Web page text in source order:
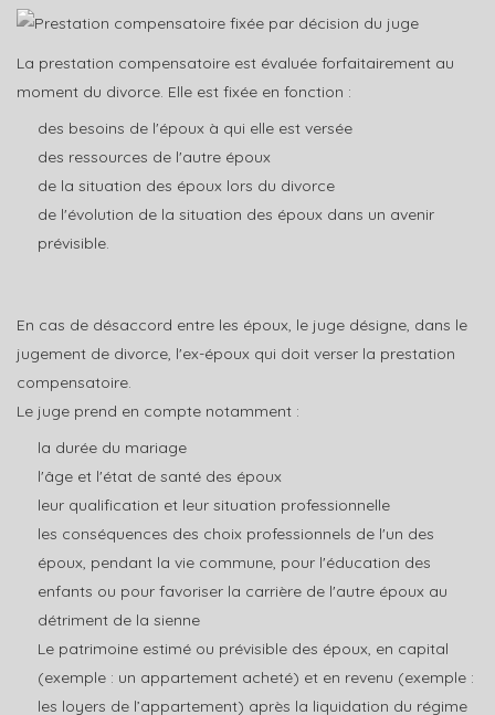
La prestation compensatoire est évaluée forfaitairement au
moment du divorce. Elle est fixée en fonction :
des besoins de l'époux à qui elle est versée
des ressources de l'autre époux
de la situation des époux lors du divorce
de l'évolution de la situation des époux dans un avenir
prévisible.
En cas de désaccord entre les époux, le juge désigne, dans le
jugement de divorce, l'ex-époux qui doit verser la prestation
compensatoire.
Le juge prend en compte notamment :
la durée du mariage
l'âge et l'état de santé des époux
leur qualification et leur situation professionnelle
les conséquences des choix professionnels de l'un des
époux, pendant la vie commune, pour l'éducation des
enfants ou pour favoriser la carrière de l'autre époux au
détriment de la sienne
Le patrimoine estimé ou prévisible des époux, en capital
(exemple : un appartement acheté) et en revenu (exemple :
les loyers de l’appartement) après la liquidation du régime